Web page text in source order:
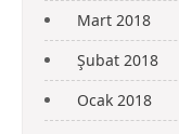
Mart 2018
Şubat 2018
Ocak 2018